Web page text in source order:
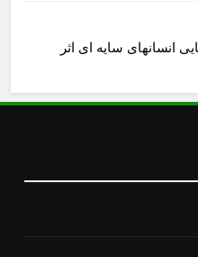
انسانهای سایه ای اثر